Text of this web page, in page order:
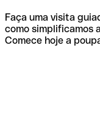
Faça uma visita
como simplificamos
Comece hoje a